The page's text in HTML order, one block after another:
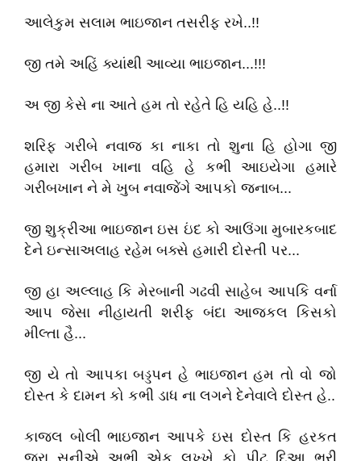
આલેકુમ સલામ ભાઇજાન તસરીફ રખે..!!
જી તમે અહિં ક્યાંથી આવ્યા ભાઇજાન...!!!
અ જી કેસે ના આતે હમ તો રહેતે હિ યહિ હે..!!
શરિફ ગરીબે નવાજ કા નાકા તો શુના હિ હોગા જી
હમારા ગરીબ ખાના વહિ હે કભી આઇયેગા હમારે
ગરીબખાન ને મે ખુબ નવાજેંગે આપકો જનાબ...
જી શુક્રીઆ ભાઇજાન ઇસ ઇંદ કો આઉંગા મુબારકબાદ
દેને ઇન્સાઅલાહ રહેમ બક્સે હમારી દોસ્તી પર...
જી હા અલ્લાહ કિ મેરબાની ગઢવી સાહેબ આપકિ વર્ના
આપ જેસા નીહાયતી શરીફ બંદા આજકલ કિસકો
મીલ્તા હૈ...
જી યે તો આપકા બડ્ડપન હે ભાઇજાન હમ તો વો જો
દોસ્ત કે દામન કો કભી ડાધ ના લગને દેનેવાલે દોસ્ત હે..
કાજલ બોલી ભાઇજાન આપકે ઇસ દોસ્ત કિ હરકત
જરા સુનીએ અભી એક લુખ્ખે કો પીટ દિઆ ભરી